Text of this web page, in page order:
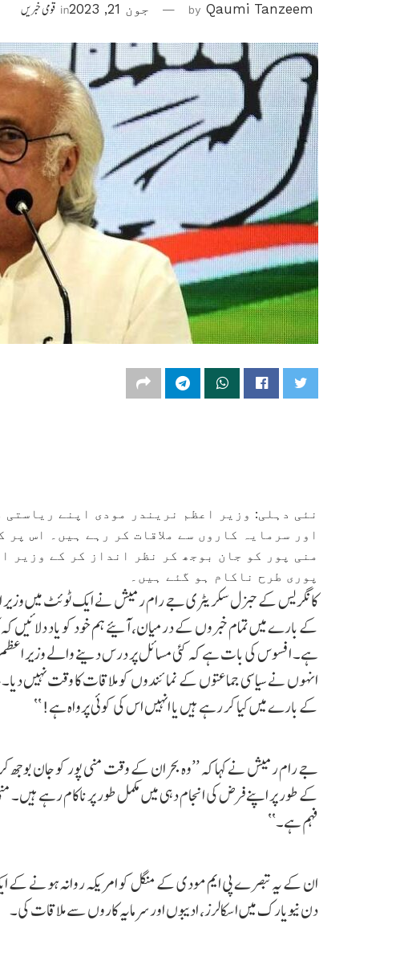
by Qaumi Tanzeem جون 21, 2023 in قومی خبریں
نئی دہلی: وزیر اعظم نریندر مودی اپنے
اور سرمایہ کاروں سے ملاقات کر رہے ہیں۔ اس
منی پور کو جان بوجھ کر نظر انداز کر کے وزیر
پوری طرح ناکام ہو گئے ہیں۔
کانگریس کے جنرل سکریٹری جے رام رمیش نے ایک ٹوئٹ میں وزیر
ہے۔ افسوس کی بات ہے کہ کئی مسائل پر درس دینے والے وزیر
انہوں نے سیاسی جماعتوں کے نمائندوں کو ملاقات کا وقت نہیں
کے بارے میں کیا کر رہے ہیں یا انہیں اس کی کوئی پرواہ ہے!‘‘
جے رام رمیش نے کہا کہ ’’وہ بحران کے وقت منی پور کو جان بوجھ
کے طور پر اپنے فرض کی انجام دہی میں مکمل طور پر ناکام رہے ہیں۔
فہم ہے۔‘‘
ان کے یہ تبصرے پی ایم مودی کے منگل کو امریکہ روانہ ہونے
دن نیویارک میں اسکالرز، ادیبوں اور سرمایہ کاروں سے ملاقات کی۔